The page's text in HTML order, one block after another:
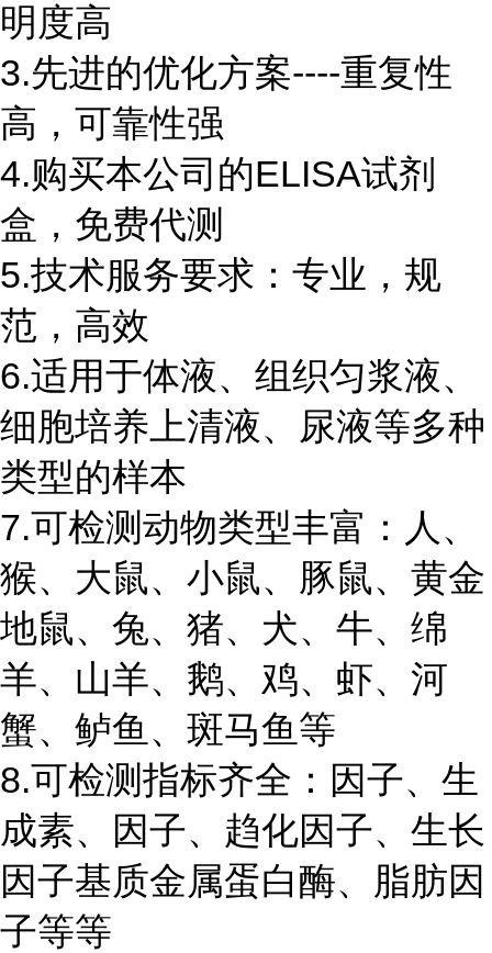
明度高
3.先进的优化方案----重复性
高，可靠性强
4.购买本公司的ELISA试剂
盒，免费代测
5.技术服务要求：专业，规
范，高效
6.适用于体液、组织匀浆液、
细胞培养上清液、尿液等多种
类型的样本
7.可检测动物类型丰富：人、
猴、大鼠、小鼠、豚鼠、黄金
地鼠、兔、猪、犬、牛、绵
羊、山羊、鹅、鸡、虾、河
蟹、鲈鱼、斑马鱼等
8.可检测指标齐全：因子、生
成素、因子、趋化因子、生长
因子基质金属蛋白酶、脂肪因
子等等